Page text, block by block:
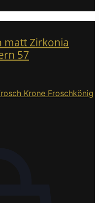
matt Zirkonia
57